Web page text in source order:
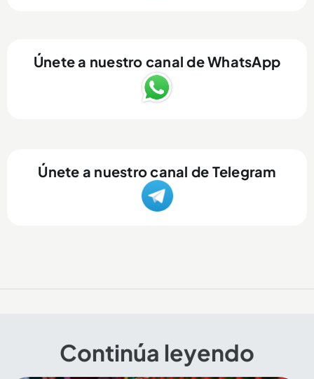
Únete a nuestro canal de WhatsApp
Únete a nuestro canal de Telegram
Continúa leyendo